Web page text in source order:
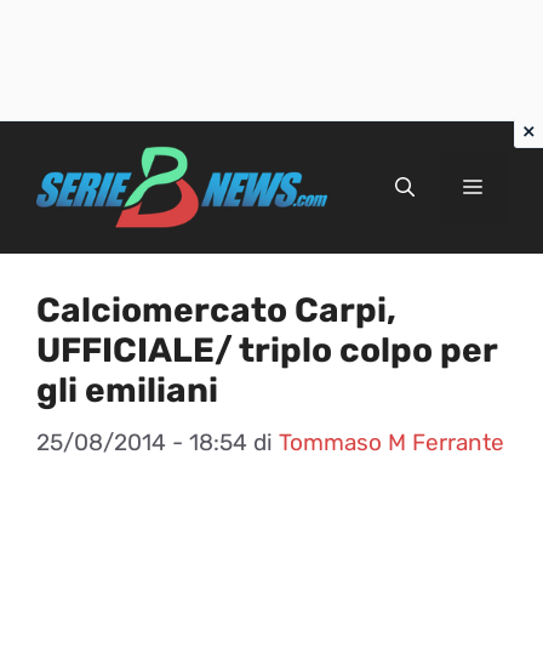
Menu
Calciomercato Carpi,
UFFICIALE/ triplo colpo per
gli emiliani
25/08/2014 - 18:54 di Tommaso M Ferrante